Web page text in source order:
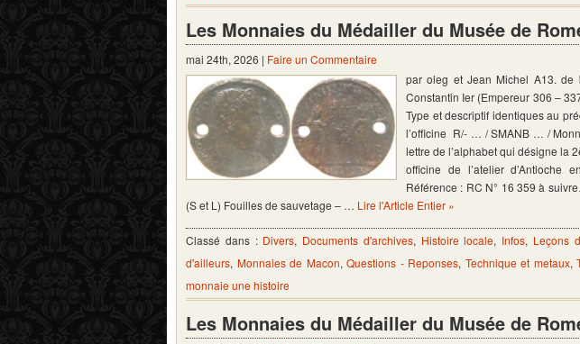
Les Monnaies du Médailler du Musée de
mai 24th, 2026 | Faire un Commentaire
par oleg et Jean Michel A13.
Constantin Ier (Empereur 306 –
Type et descriptif identiques au
l’officine R/- … / SMANB … /
lettre de l’alphabet qui désigne la
officine de l’atelier d’Antioche
Référence : RC N° 16 359 à
(S et L) Fouilles de sauvetage – … Lire l'Article Entier »
Classé dans : Divers, Documents d'archives, Histoire locale, Infos, Leçons
d'ailleurs, Monnaies de Macon,Questions - Reponses, Technique et metaux,
monnaie une histoire
Les Monnaies du Médailler du Musée de